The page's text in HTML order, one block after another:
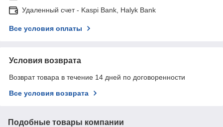
Удаленный счет - Kaspi Bank, Halyk Bank
Все условия оплаты
Условия возврата
Возврат товара в течение 14 дней по договоренности
Все условия возврата
Подобные товары компании